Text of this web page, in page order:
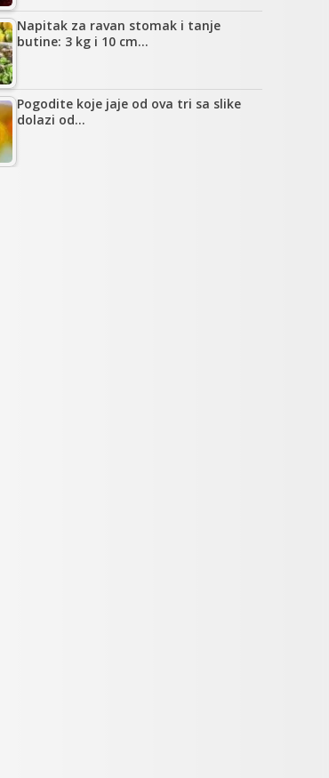
Napitak za ravan stomak i tanje
butine: 3 kg i 10 cm…
Pogodite koje jaje od ova tri sa slike
dolazi od…